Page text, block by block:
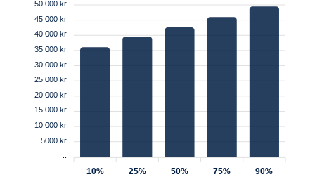
50 000 kr
45 000 kr
40 000 kr
35 000 kr
30 000 kr
25 000 kr
20 000 kr
15 000 kr
10 000 kr
5000 kr
10% 25% 50% 75% 90%